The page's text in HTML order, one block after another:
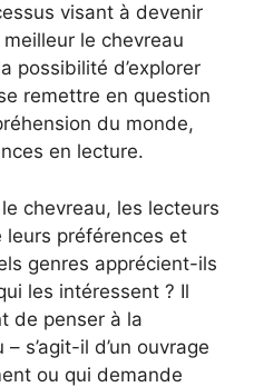
visant à devenir
le chevreau
possibilité d’explorer
remettre en question
du monde,
en lecture.
chevreau, les lecteurs
préférences et
genres apprécient-ils
les intéressent ? Il
de penser à la
s’agit-il d’un ouvrage
ou qui demande